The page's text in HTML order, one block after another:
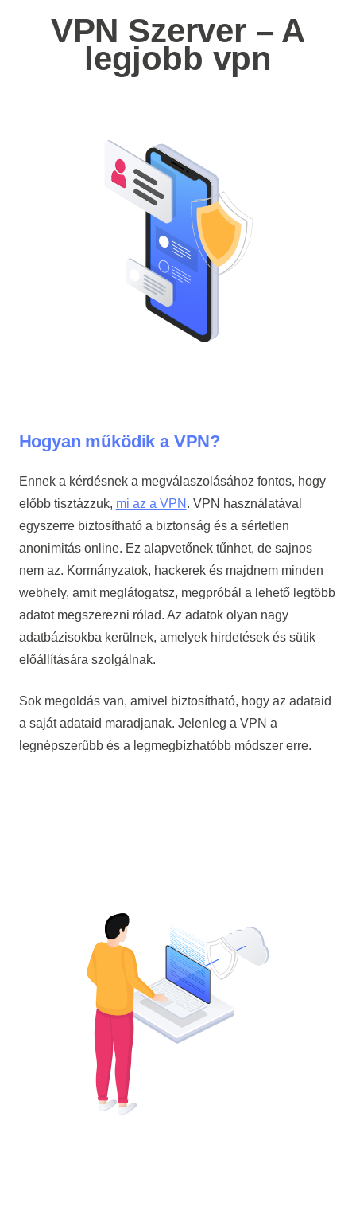
VPN Szerver – A
legjobb vpn
Hogyan működik a VPN?
Ennek a kérdésnek a megválaszolásához fontos, hogy
előbb tisztázzuk, mi az a VPN . VPN használatával
egyszerre biztosítható a biztonság és a sértetlen
anonimitás online. Ez alapvetőnek tűnhet, de sajnos
nem az. Kormányzatok, hackerek és majdnem minden
webhely, amit meglátogatsz, megpróbál a lehető legtöbb
adatot megszerezni rólad. Az adatok olyan nagy
adatbázisokba kerülnek, amelyek hirdetések és sütik
előállítására szolgálnak.
Sok megoldás van, amivel biztosítható, hogy az adataid
a saját adataid maradjanak. Jelenleg a VPN a
legnépszerűbb és a legmegbízhatóbb módszer erre.